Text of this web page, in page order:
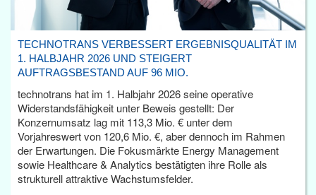
TECHNOTRANS VERBESSERT ERGEBNISQUALITÄT IM
1. HALBJAHR 2026 UND STEIGERT
AUFTRAGSBESTAND AUF 96 MIO.
technotrans hat im 1. Halbjahr 2026 seine operative
Widerstandsfähigkeit unter Beweis gestellt: Der
Konzernumsatz lag mit 113,3 Mio. € unter dem
Vorjahreswert von 120,6 Mio. €, aber dennoch im Rahmen
der Erwartungen. Die Fokusmärkte Energy Management
sowie Healthcare & Analytics bestätigten ihre Rolle als
strukturell attraktive Wachstumsfelder.